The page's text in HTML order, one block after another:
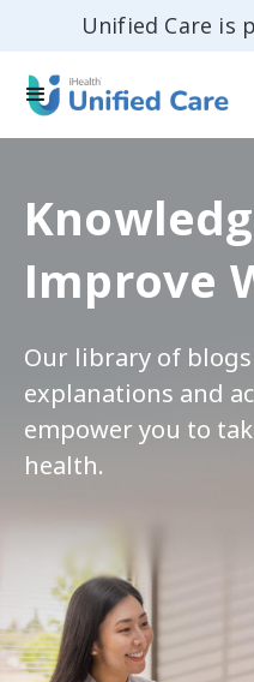
Unified Care is
Improve
Our library of
explanations and
empower you to
health.